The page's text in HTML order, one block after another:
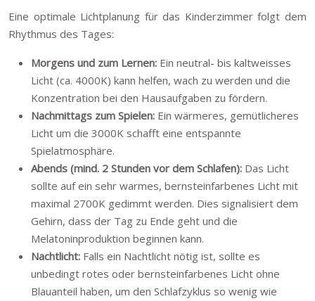
Eine optimale Lichtplanung für das Kinderzimmer folgt dem
Rhythmus des Tages:
Morgens und zum Lernen: Ein neutral- bis kaltweisses
Licht (ca. 4000K) kann helfen, wach zu werden und die
Konzentration bei den Hausaufgaben zu fördern.
Nachmittags zum Spielen: Ein wärmeres, gemütlicheres
Licht um die 3000K schafft eine entspannte
Spielatmosphäre.
Abends (mind. 2 Stunden vor dem Schlafen): Das Licht
sollte auf ein sehr warmes, bernsteinfarbenes Licht mit
maximal 2700K gedimmt werden. Dies signalisiert dem
Gehirn, dass der Tag zu Ende geht und die
Melatoninproduktion beginnen kann.
Nachtlicht: Falls ein Nachtlicht nötig ist, sollte es
unbedingt rotes oder bernsteinfarbenes Licht ohne
Blauanteil haben, um den Schlafzyklus so wenig wie